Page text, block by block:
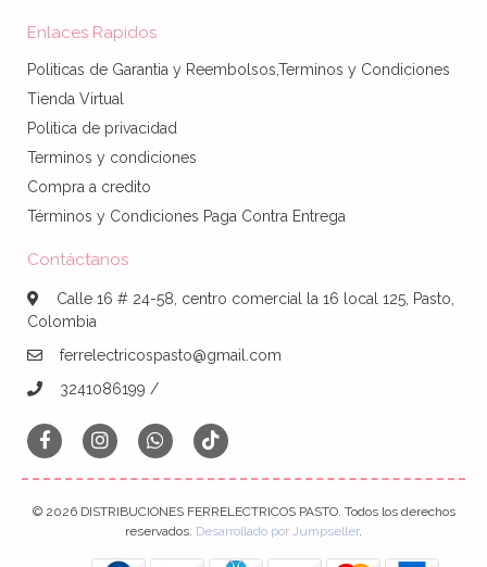
Enlaces Rapidos
Politicas de Garantia y Reembolsos,Terminos y Condiciones
Tienda Virtual
Politica de privacidad
Terminos y condiciones
Compra a credito
Términos y Condiciones Paga Contra Entrega
Contáctanos
Calle 16 # 24-58, centro comercial la 16 local 125, Pasto,
Colombia
ferrelectricospasto@gmail.com
3241086199 /
© 2026 DISTRIBUCIONES FERRELECTRICOS PASTO. Todos los derechos
reservados. Desarrollado por Jumpseller.